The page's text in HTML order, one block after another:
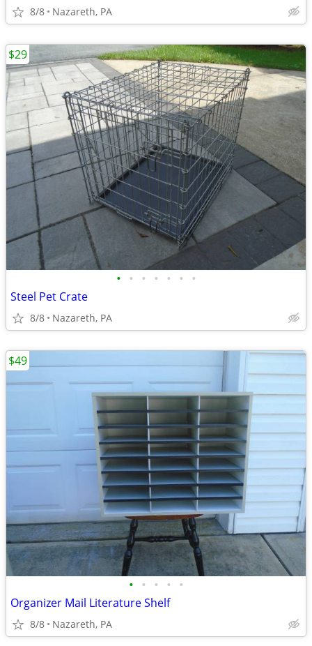
8/8 Nazareth, PA
• • • • • • •
Steel Pet Crate
8/8 Nazareth, PA
$29
• • • • •
Organizer Mail Literature Shelf
8/8 Nazareth, PA
$49